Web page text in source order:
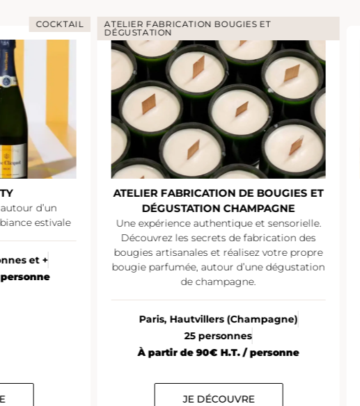
COCKTAIL
d’un
estivale
et +
ATELIER FABRICATION BOUGIES ET
DÉGUSTATION
ATELIER FABRICATION DE BOUGIES ET
DÉGUSTATION CHAMPAGNE
Une expérience authentique et sensorielle.
Découvrez les secrets de fabrication des
bougies artisanales et réalisez votre propre
bougie parfumée, autour d’une dégustation
de champagne.
Paris, Hautvillers (Champagne)
25 personnes
À partir de 90€ H.T. / personne
JE DÉCOUVRE